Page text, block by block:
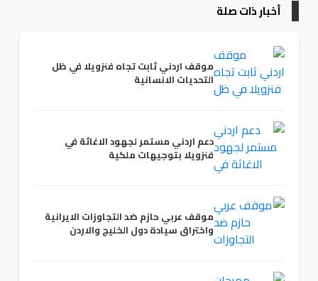
أخبار ذات صلة
موقف اردني ثابت تجاه فنزويلا في ظل
التحديات الانسانية
دعم اردني مستمر لجهود الاغاثة في
فنزويلا بتوجيهات ملكية
موقف عربي حازم ضد التجاوزات الايرانية
واختراق سيادة دول الخليج والاردن